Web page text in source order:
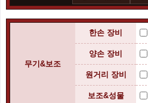
무기&보조
한손 장비
양손 장비
원거리 장비
보조&성물